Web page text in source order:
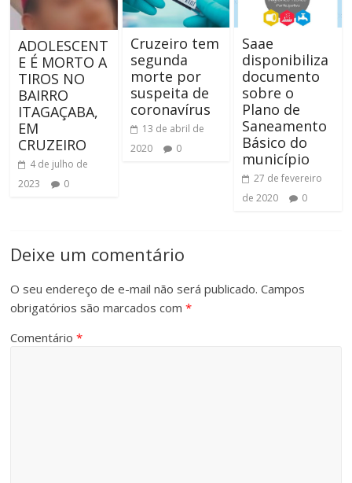
ADOLESCENT
E É MORTO A
TIROS NO
BAIRRO
ITAGAÇABA,
EM
CRUZEIRO
4 de julho de
2023
0
Cruzeiro tem
segunda
morte por
suspeita de
coronavírus
13 de abril de
2020
0
Saae
disponibiliza
documento
sobre o
Plano de
Saneamento
Básico do
município
27 de fevereiro
de 2020
0
Deixe um comentário
O seu endereço de e-mail não será publicado. Campos
obrigatórios são marcados com*
Comentário*